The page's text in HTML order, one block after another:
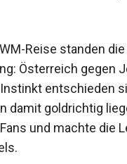
Reise standen
Österreich gegen
entschieden
goldrichtig
und machte die